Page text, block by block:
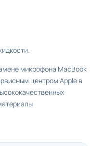
микрофона MacBook
центром Apple в